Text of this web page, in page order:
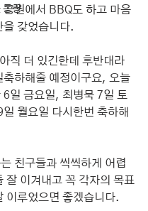
동향
공원에서 BBQ도 하고 마음
을 갖었습니다.
직 더 있긴한데 후반대라
축하해줄 예정이구요, 오늘
6일 금요일, 최병묵 7일 토
월요일 다시한번 축하해
친구들과 씩씩하게 어렵
잘 이겨내고 꼭 각자의 목표
이루었으면 좋겠습니다.